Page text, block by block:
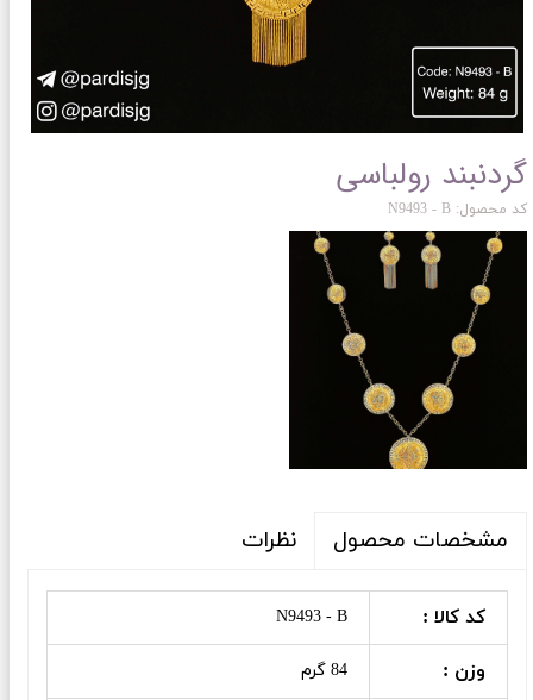
گردنبند رولباسی
کد محصول: N9493 - B
مشخصات محصول نظرات
کد کالا : N9493 - B
وزن : 84 گرم